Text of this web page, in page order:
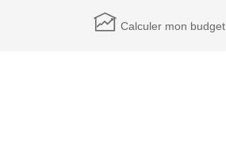
Calculer mon budget